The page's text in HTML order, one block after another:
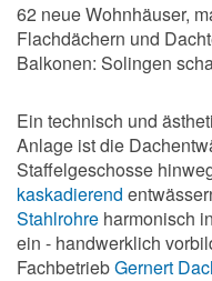
62 neue Wohnhäuser,
Flachdächern und
Balkonen: Solingen
Ein technisch und
Anlage ist die
Staffelgeschosse
kaskadierend
Stahlrohre harmonisch
ein - handwerklich
FachbetriebGernert